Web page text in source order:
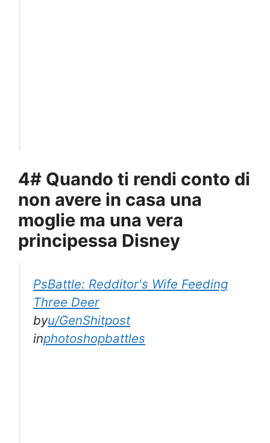
4# Quando ti rendi conto di
non avere in casa una
moglie ma una vera
principessa Disney
PsBattle: Redditor's Wife Feeding
Three Deer
byu/GenShitpost
inphotoshopbattles